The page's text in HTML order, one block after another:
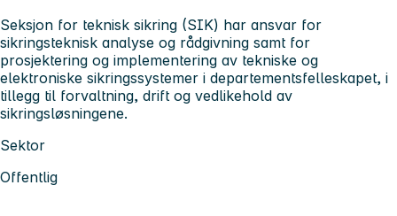
Seksjon for teknisk sikring (SIK) har ansvar for
sikringsteknisk analyse og rådgivning samt for
prosjektering og implementering av tekniske og
elektroniske sikringssystemer i departementsfelleskapet, i
tillegg til forvaltning, drift og vedlikehold av
sikringsløsningene.
Sektor
Offentlig